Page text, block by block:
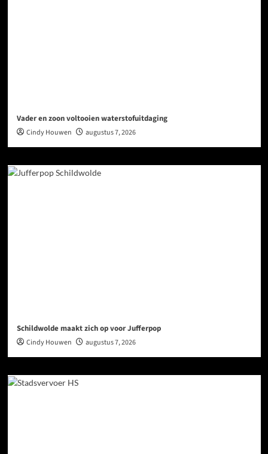
Vader en zoon voltooien waterstofuitdaging
Cindy Houwen augustus 7, 2026
Schildwolde maakt zich op voor Jufferpop
Cindy Houwen augustus 7, 2026